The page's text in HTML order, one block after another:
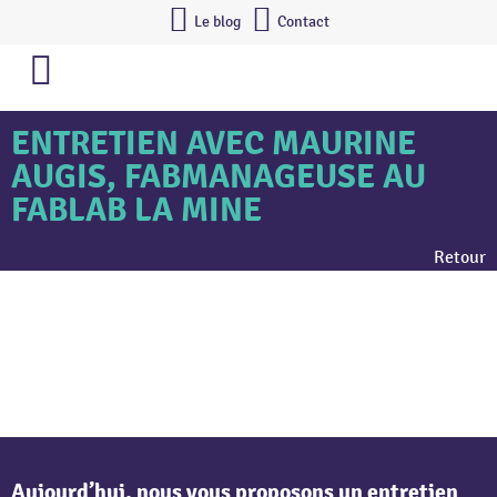
Le blog Contact
ENTRETIEN AVEC MAURINE
AUGIS, FABMANAGEUSE AU
FABLAB LA MINE
Retour